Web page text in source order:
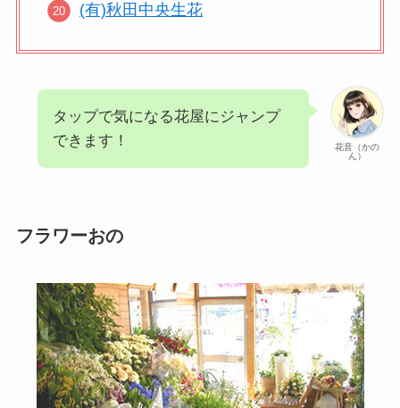
(有)秋田中央生花
花音（かの
ん）
タップで気になる花屋にジャンプ
できます！
フラワーおの